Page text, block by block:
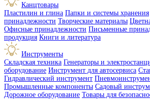
Канцтовары
Пластилин и глина Папки и системы хранения
принадлежности Творческие материалы
Офисные принадлежности Письменные
продукция Книги и литература
Инструменты
Складская техника Генераторы и
оборудование Инструмент для автосервиса
Гидравлический инструмент
Промышленные компоненты Садовый
Дорожное оборудование Товары для